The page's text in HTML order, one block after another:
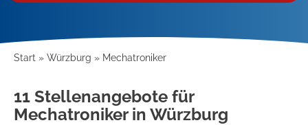
Start Würzburg Mechatroniker
11 Stellenangebote für
Mechatroniker in Würzburg